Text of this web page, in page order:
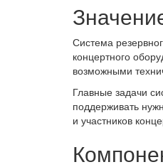
Система
концертного
возможными
Главные задачи
поддерживать
и участников